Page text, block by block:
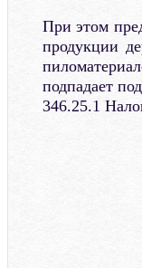
При этом
продукции
подпадает
346.25.1